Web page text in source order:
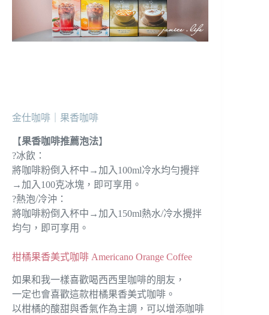
金仕咖啡｜果香咖啡
【果香咖啡推薦泡法】
?冰飲：
將咖啡粉倒入杯中→加入100ml冷水均勻攪拌
→加入100克冰塊，即可享用。
?熱泡/冷沖：
將咖啡粉倒入杯中→加入150ml熱水/冷水攪拌
均勻，即可享用。
柑橘果香美式咖啡 Americano Orange Coffee
如果和我一樣喜歡喝西西里咖啡的朋友，
一定也會喜歡這款柑橘果香美式咖啡。
以柑橘的酸甜與香氣作為主調，可以增添咖啡